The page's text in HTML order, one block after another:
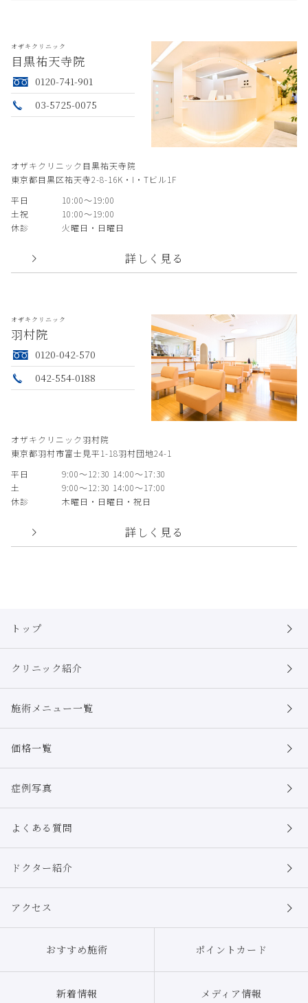
オザキクリニック
目黒祐天寺院
0120-741-901
03-5725-0075
オザキクリニック目黒祐天寺院
東京都目黒区祐天寺2-8-16K・I・Tビル1F
平日
10:00〜19:00
土祝
10:00〜19:00
休診
火曜日・日曜日
詳しく見る
オザキクリニック
羽村院
0120-042-570
042-554-0188
オザキクリニック羽村院
東京都羽村市富士見平1-18羽村団地24-1
平日
9:00〜12:30 14:00〜17:30
土
9:00〜12:30 14:00〜17:00
休診
木曜日・日曜日・祝日
詳しく見る
トップ
クリニック紹介
施術メニュー一覧
価格一覧
症例写真
よくある質問
ドクター紹介
アクセス
おすすめ施術 ポイントカード
新着情報 メディア情報